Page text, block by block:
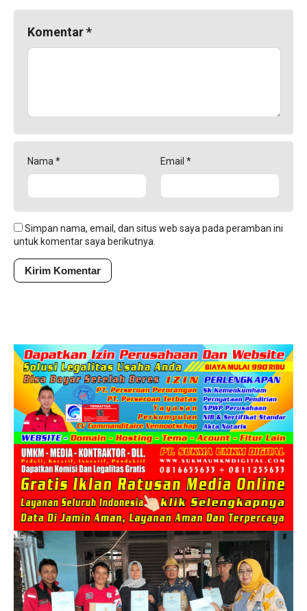
Komentar*
Nama * Email *
Simpan nama, email, dan situs web saya pada peramban ini
untuk komentar saya berikutnya.